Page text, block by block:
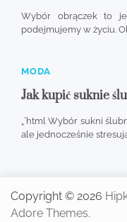
Wybór obrączek to
podejmujemy w życiu.
MODA
Jak kupić suknie
„`html Wybór sukni
ale jednocześnie
Copyright © 2026
Adore Themes.